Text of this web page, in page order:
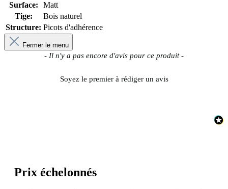
Surface:
Matt
Tige:
Bois naturel
Structure: Picots d'adhérence
Fermer le menu
- Il n'y a pas encore d'avis pour ce produit -
Soyez le premier à rédiger un avis
New content loaded
Prix échelonnés